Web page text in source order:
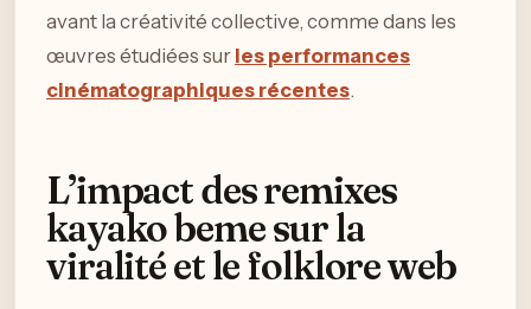
avant la créativité collective, comme dans les
œuvres étudiées sur les performances
cinématographiques récentes.
L’impact des remixes
kayako beme sur la
viralité et le folklore web